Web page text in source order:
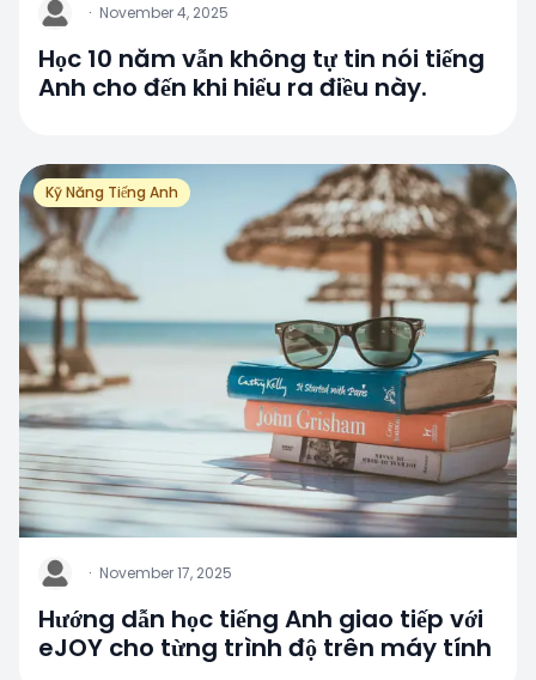
J · November 4, 2025
Học 10 năm vẫn không tự tin nói tiếng
Anh cho đến khi hiểu ra điều này.
Kỹ Năng Tiếng Anh
J · November 17, 2025
Hướng dẫn học tiếng Anh giao tiếp với
eJOY cho từng trình độ trên máy tính